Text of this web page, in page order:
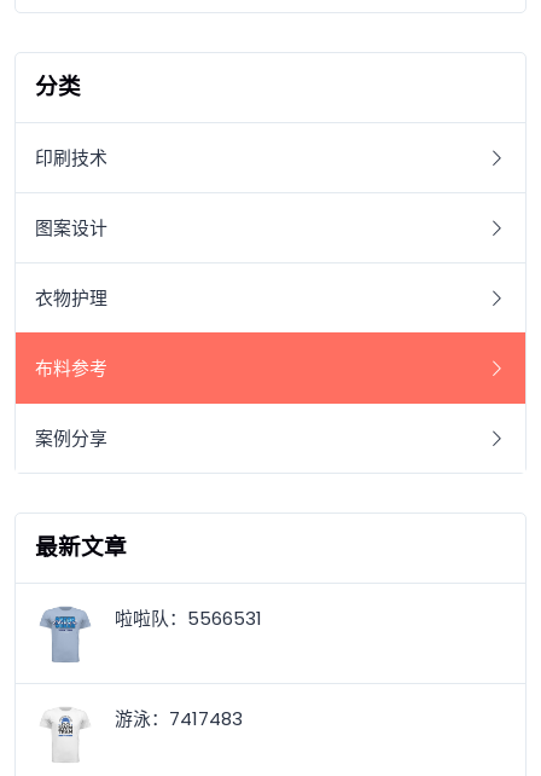
分类
印刷技术
图案设计
衣物护理
布料参考
案例分享
最新文章
啦啦队：5566531
游泳：7417483